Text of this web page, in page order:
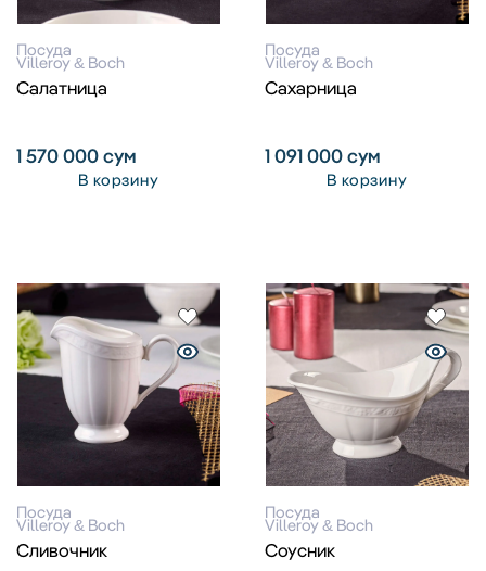
Посуда
Villeroy & Boch
Салатница
1 570 000сум
В корзину
Посуда
Villeroy & Boch
Сахарница
1 091 000сум
В корзину
Посуда
Villeroy & Boch
Сливочник
Посуда
Villeroy & Boch
Соусник